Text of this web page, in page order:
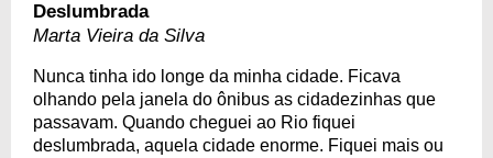
Deslumbrada
Marta Vieira da Silva
Nunca tinha ido longe da minha cidade. Ficava
olhando pela janela do ônibus as cidadezinhas que
passavam. Quando cheguei ao Rio fiquei
deslumbrada, aquela cidade enorme. Fiquei mais ou